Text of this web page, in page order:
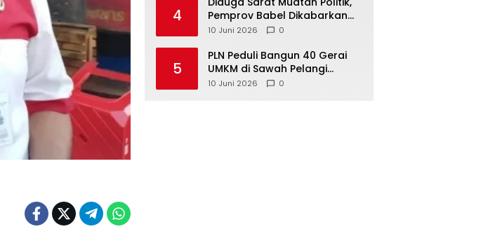
4
Pemprov Babel Dikabarkan
Lakukan Rotasi Besar-
10 Juni 2026 0
5
‎PLN Peduli Bangun 40 Gerai
UMKM di Sawah Pelangi
Namang, Dorong
10 Juni 2026 0